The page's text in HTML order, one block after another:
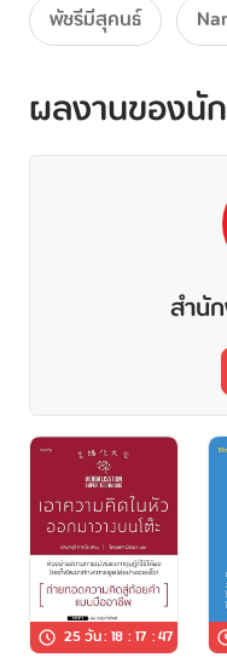
พัชรีมีสุคนธ์
ผลงานของนั
สำนั
25 วัน:18:17 :46